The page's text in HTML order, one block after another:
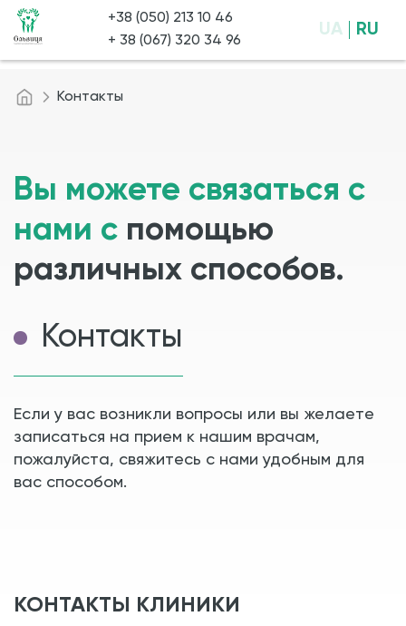
+38 (050) 213 10 46
+ 38 (067) 320 34 96
UA RU
Контакты
Вы можете связаться с
нами с помощью
различных способов.
Контакты
Если у вас возникли вопросы или вы желаете
записаться на прием к нашим врачам,
пожалуйста, свяжитесь с нами удобным для
вас способом.
КОНТАКТЫ КЛИНИКИ